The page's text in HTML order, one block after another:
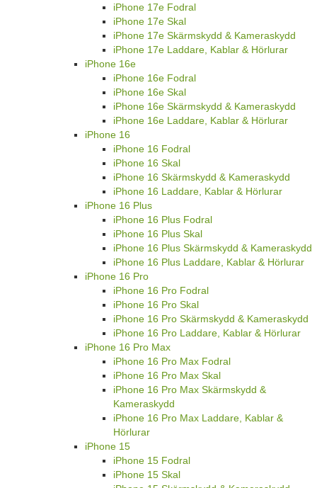
iPhone 17e Fodral
iPhone 17e Skal
iPhone 17e Skärmskydd & Kameraskydd
iPhone 17e Laddare, Kablar & Hörlurar
iPhone 16e
iPhone 16e Fodral
iPhone 16e Skal
iPhone 16e Skärmskydd & Kameraskydd
iPhone 16e Laddare, Kablar & Hörlurar
iPhone 16
iPhone 16 Fodral
iPhone 16 Skal
iPhone 16 Skärmskydd & Kameraskydd
iPhone 16 Laddare, Kablar & Hörlurar
iPhone 16 Plus
iPhone 16 Plus Fodral
iPhone 16 Plus Skal
iPhone 16 Plus Skärmskydd & Kameraskydd
iPhone 16 Plus Laddare, Kablar & Hörlurar
iPhone 16 Pro
iPhone 16 Pro Fodral
iPhone 16 Pro Skal
iPhone 16 Pro Skärmskydd & Kameraskydd
iPhone 16 Pro Laddare, Kablar & Hörlurar
iPhone 16 Pro Max
iPhone 16 Pro Max Fodral
iPhone 16 Pro Max Skal
iPhone 16 Pro Max Skärmskydd &
Kameraskydd
iPhone 16 Pro Max Laddare, Kablar &
Hörlurar
iPhone 15
iPhone 15 Fodral
iPhone 15 Skal